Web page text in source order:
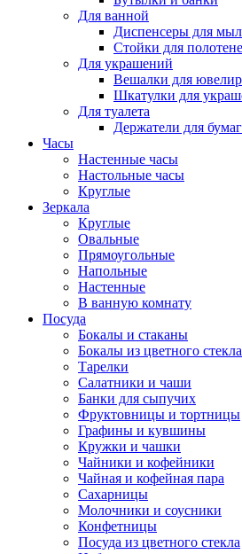
Для ванной
Диспенсеры для
Стойки для
Для украшений
Вешалки для
Шкатулки для
Для туалета
Держатели для
Часы
Настенные часы
Настольные часы
Круглые
Зеркала
Круглые
Овальные
Прямоугольные
Напольные
Настенные
В ванную комнату
Посуда
Бокалы и стаканы
Бокалы из цветного стекла
Тарелки
Салатники и чаши
Банки для сыпучих
Фруктовницы и тортницы
Графины и кувшины
Кружки и чашки
Чайники и кофейники
Чайная и кофейная пара
Сахарницы
Молочники и соусники
Конфетницы
Посуда из цветного стекла